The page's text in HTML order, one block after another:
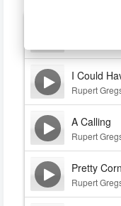
I Could
Rupert
A Calling
Rupert
Pretty
Rupert